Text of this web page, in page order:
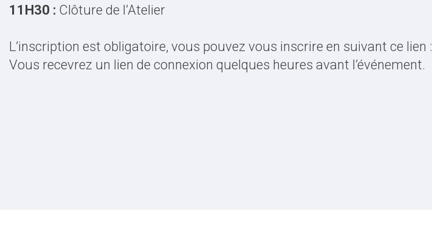
11H30 : Clôture de l’Atelier
L’inscription est obligatoire, vous pouvez vous inscrire en suivant ce lien :
Vous recevrez un lien de connexion quelques heures avant l’événement.